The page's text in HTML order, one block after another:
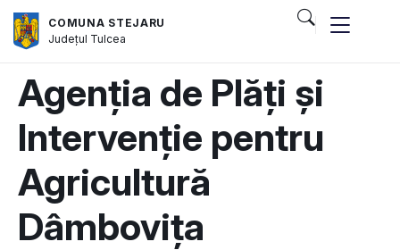
COMUNA STEJARU
Județul Tulcea
Agenția de Plăți și
Intervenție pentru
Agricultură
Dâmbovița